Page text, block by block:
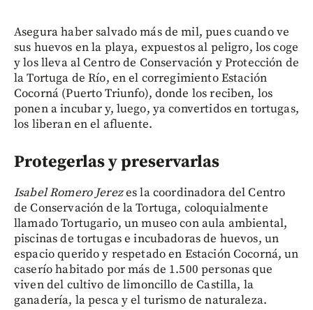
Asegura haber salvado más de mil, pues cuando ve
sus huevos en la playa, expuestos al peligro, los coge
y los lleva al Centro de Conservación y Protección de
la Tortuga de Río, en el corregimiento Estación
Cocorná (Puerto Triunfo), donde los reciben, los
ponen a incubar y, luego, ya convertidos en tortugas,
los liberan en el afluente.
Protegerlas y preservarlas
Isabel Romero Jerezes la coordinadora del Centro
de Conservación de la Tortuga, coloquialmente
llamado Tortugario, un museo con aula ambiental,
piscinas de tortugas e incubadoras de huevos, un
espacio querido y respetado en Estación Cocorná, un
caserío habitado por más de 1.500 personas que
viven del cultivo de limoncillo de Castilla, la
ganadería, la pesca y el turismo de naturaleza.